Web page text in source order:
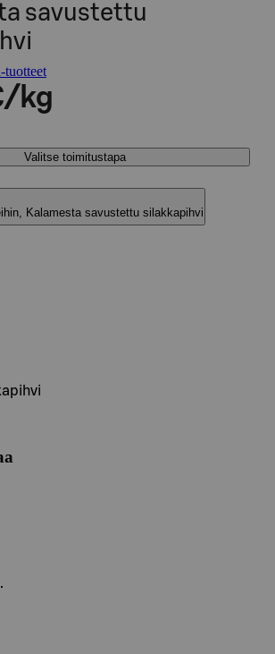
savustettu
tuotteet
kg
Valitse toimitustapa
Kalamesta savustettu silakkapihvi